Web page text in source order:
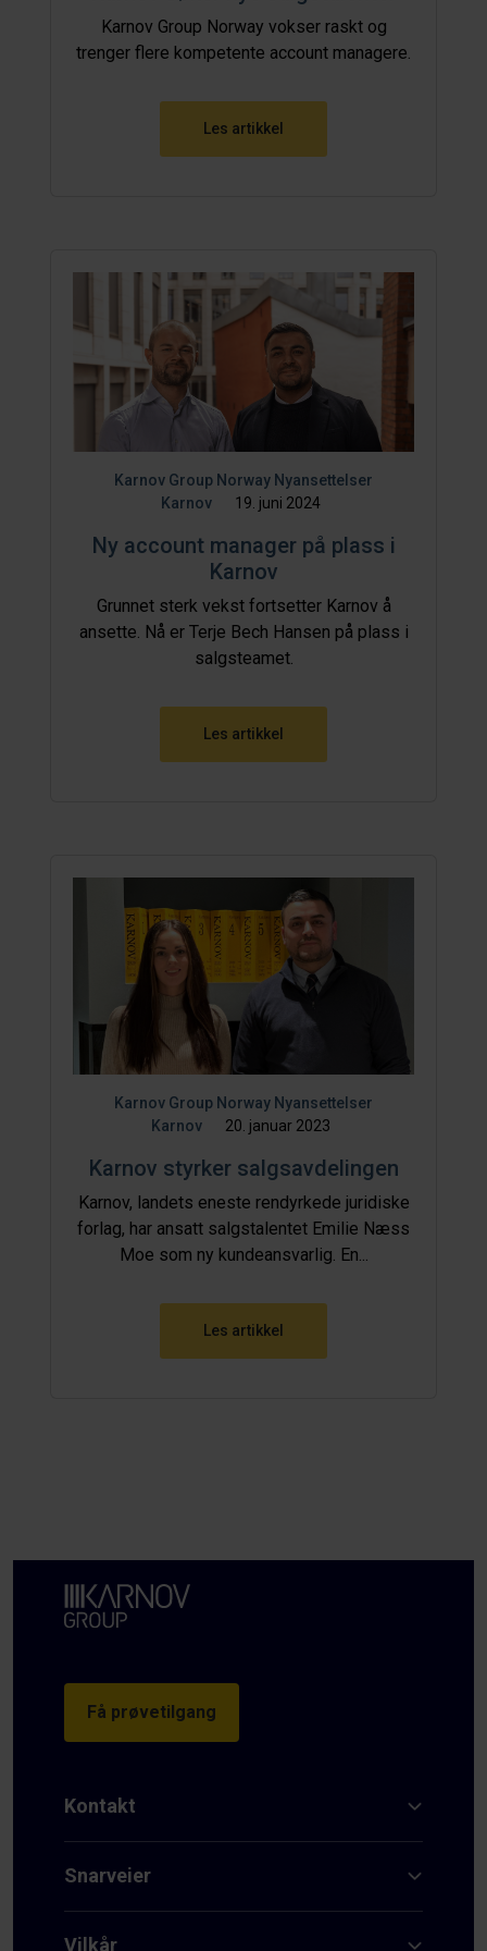
Karnov Group Norway vokser raskt og
trenger flere kompetente account managere.
Les artikkel
Karnov Group Norway Nyansettelser
Karnov
19. juni 2024
Ny account manager på plass i
Karnov
Grunnet sterk vekst fortsetter Karnov å
ansette. Nå er Terje Bech Hansen på plass i
salgsteamet.
Les artikkel
Karnov Group Norway Nyansettelser
Karnov
20. januar 2023
Karnov styrker salgsavdelingen
Karnov, landets eneste rendyrkede juridiske
forlag, har ansatt salgstalentet Emilie Næss
Moe som ny kundeansvarlig. En...
Les artikkel
Få prøvetilgang
Kontakt
Snarveier
Vilkår